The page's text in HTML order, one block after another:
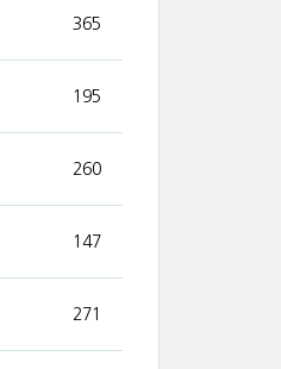
365
195
260
147
271